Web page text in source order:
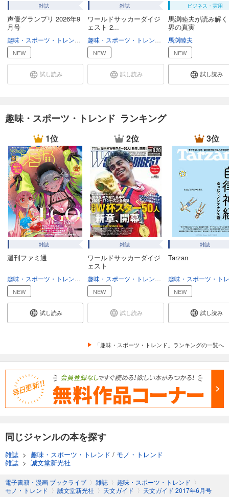
天文ガイド 2025年1月号
1,100 円 (税込)
あらすじを表示する
天文ガイド 2024年12月号
天文ガイド 2024年11月号
1,100円 (税込)
試し読み
あらすじを表示する
天文ガイド 2024年10月号
カート
あらすじを表示する
天文ガイド 2024年9月号
1,100
カート
試し読み
天文ガイド 2024年8月号
1,100 円 (税込)
カート
1,100
試し読み
雑誌
声優グランプリ 2026年9
月号
趣味・スポーツ・トレンド 趣味・生活
NEW
試し読み
雑誌
ワールドサッカーダイジ
ェスト 2...
趣味・スポーツ・トレンド スポーツ
NEW
試し読み
ビジネス・実用
馬渕睦夫が読み解
界の真実
馬渕睦夫
NEW
試し読み
趣味・スポーツ・トレンド ランキング
1位
雑誌
週刊ファミ通
趣味・生活
NEW
試し読み
2位
雑誌
ワールドサッカーダイジ
ェスト
スポーツ
NEW
試し読み
3位
雑誌
Tarzan
NEW
試し読み
「趣味・スポーツ・トレンド」ランキングの一覧へ
同じジャンルの本を探す
雑誌 > 趣味・スポーツ・トレンド / モノ・トレンド
雑誌 > 誠文堂新光社
電子書籍・漫画 ブックライブ 〉 雑誌 〉 趣味・スポーツ・トレンド 〉
モノ・トレンド 〉 誠文堂新光社 〉 天文ガイド 〉 天文ガイド 2017年6月号